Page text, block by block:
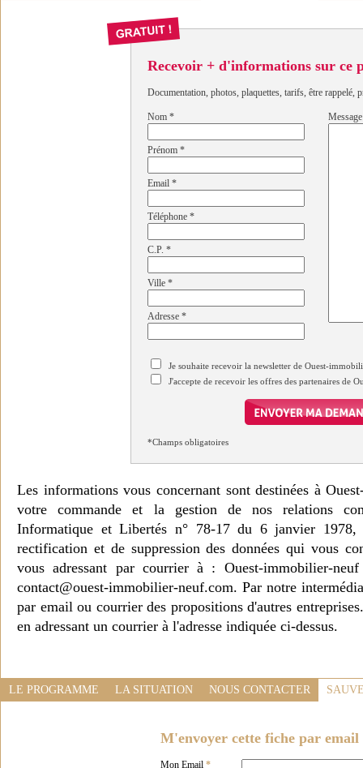
Recevoir + d'informations sur ce
Documentation, photos, plaquettes, tarifs, être rappelé,
Nom *
Prénom *
Email *
Téléphone *
C.P. *
Ville *
Adresse *
Message
Je souhaite recevoir la newsletter de Ouest-
J'accepte de recevoir les offres des partenaires de
*Champs obligatoires
Les informations vous concernant sont destinées à
votre commande et la gestion de nos relations
Informatique et Libertés n° 78-17 du 6 janvier 1978,
rectification et de suppression des données qui vous
vous adressant par courrier à : Ouest-immobilier-
contact@ouest-immobilier-neuf.com. Par notre
par email ou courrier des propositions d'autres
en adressant un courrier à l'adresse indiquée ci-dessus.
LE PROGRAMME LA SITUATION NOUS CONTACTER
M'envoyer cette fiche par email
Mon Email *